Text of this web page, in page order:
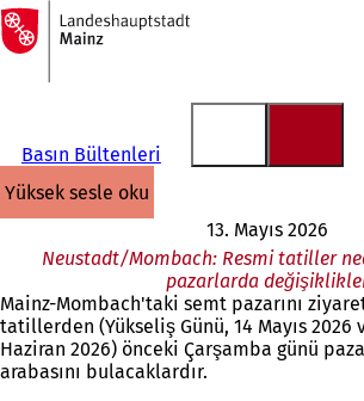
İçeriğe atla
Ana
sayfaya
Basın Bültenleri
yüksek sesle oku
13. Mayıs 2026
Neustadt/Mombach: Resmi tatiller
pazarlarda
Mainz-Mombach'taki semt pazarını
tatillerden (Yükseliş Günü, 14 Mayıs 2026
Haziran 2026) önceki Çarşamba günü
arabasını bulacaklardır.